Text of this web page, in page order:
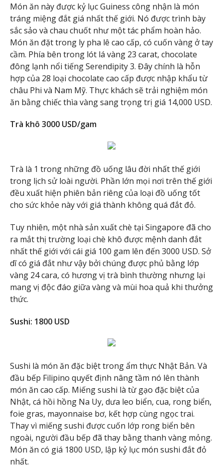
Món ăn này được kỷ lục Guiness công nhận là món
tráng miệng đắt giá nhất thế giới. Nó được trình bày
sắc sảo và chau chuốt như một tác phẩm hoàn hảo.
Món ăn đặt trong ly pha lê cao cấp, có cuốn vàng ở tay
cầm. Phía bên trong lót lá vàng 23 carat, chocolate
đông lạnh nổi tiếng Serendipity 3. Đây chính là hỗn
hợp của 28 loại chocolate cao cấp được nhập khẩu từ
châu Phi và Nam Mỹ. Thực khách sẽ trải nghiệm món
ăn bằng chiếc thìa vàng sang trọng trị giá 14,000 USD.
Trà khô 3000 USD/gam
Trà là 1 trong những đồ uống lâu đời nhất thế giới
trong lịch sử loài người. Phần lớn mọi nơi trên thế giới
đều xuất hiện phiên bản riêng của loại đồ uống tốt
cho sức khỏe này với giá thành không quá đắt đỏ.
Tuy nhiên, một nhà sản xuất chè tại Singapore đã cho
ra mắt thị trường loại chè khô được mệnh danh đắt
nhất thế giới với cái giá 100 gam lên đến 3000 USD. Sở
dĩ có giá đắt như vậy bởi chúng được phủ bằng lớp
vàng 24 cara, có hương vị trà bình thường nhưng lại
mang vị độc đáo giữa vàng và mùi hoa quả khi thưởng
thức.
Sushi: 1800 USD
Sushi là món ăn đặc biệt trong ẩm thực Nhật Bản. Và
đầu bếp Filipino quyết định nâng tầm nó lên thành
món ăn cao cấp. Miếng sushi là từ gạo đặc biệt của
Nhật, cá hồi hồng Na Uy, dưa leo biển, cua, rong biển,
foie gras, mayonnaise bơ, kết hợp cùng ngọc trai.
Thay vì miếng sushi được cuốn lớp rong biển bên
ngoài, người đầu bếp đã thay bằng thanh vàng mỏng.
Món ăn có giá 1800 USD, lập kỷ lục món sushi đắt đỏ
nhất.